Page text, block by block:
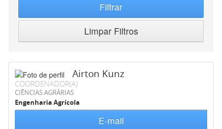
Filtrar
Limpar Filtros
Airton Kunz
COORDENADOR(A)
CIÊNCIAS AGRÁRIAS
Engenharia Agrícola
E-mail